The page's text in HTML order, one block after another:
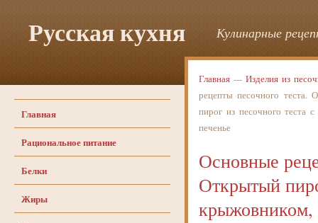
Русская кухня Кулинарные
Главная
Рациональное питание
Белки
Жиры
Главная --- Изделия из
рецепты песочного теста.
пирог из песочного теста
печенье
Основные
Открытый
крыжовником,